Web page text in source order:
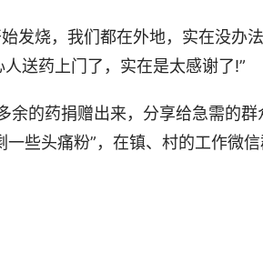
发烧，我们都在外地，实在没办
送药上门了，实在是太感谢了!”
的药捐赠出来，分享给急需的群
一些头痛粉”，在镇、村的工作微